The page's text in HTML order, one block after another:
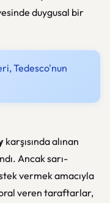
duygusal bir
Tedesco'nun
karşısında alınan
Ancak sarı-
vermek amacıyla
veren taraftarlar,